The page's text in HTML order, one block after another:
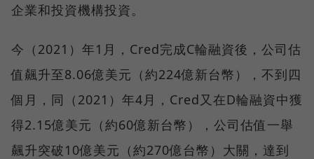
企業和投資機構投資。
今（2021）年1月，Cred完成C輪融資後，公司估
值飆升至8.06億美元（約224億新台幣），不到四
個月，同（2021）年4月，Cred又在D輪融資中獲
得2.15億美元（約60億新台幣），公司估值一舉
飆升突破10億美元（約270億台幣）大關，達到